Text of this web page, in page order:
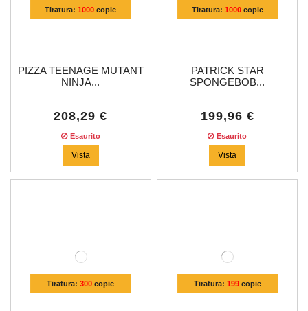
Tiratura:1000 copie
PIZZA TEENAGE MUTANT
NINJA...
208,29 €
Esaurito
Vista
Tiratura: 1000copie
PATRICK STAR
SPONGEBOB...
199,96 €
Esaurito
Vista
Tiratura:300 copie Tiratura: 199copie